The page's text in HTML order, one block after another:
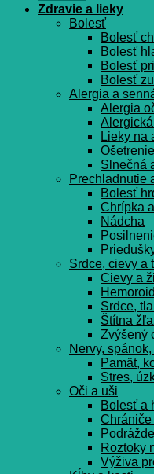
Zdravie a lieky
Bolesť
Bolesť
Bolesť
Bolesť
Bolesť
Alergia a
Alergia
Lieky na
Slnečná
Prechladnutie
Bolesť
Chrípka
Nádcha
Srdce, cievy a
Cievy a
Srdce,
Štítna
Zvýšený
Nervy,
Pamät,
Stres,
Oči a uši
Bolesť a
Chrániče
Roztoky
Výživa